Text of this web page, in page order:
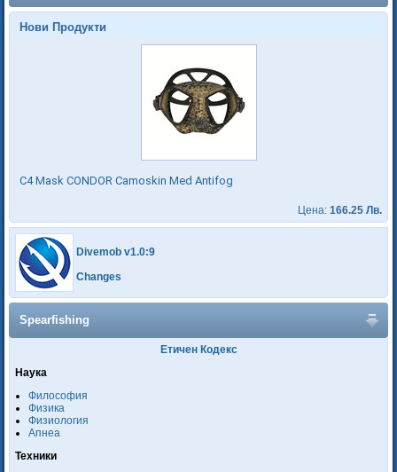
Нови Продукти
C4 Mask CONDOR Camoskin Med Antifog
Цена: 166.25 Лв.
Divemob v1.0:9
Changes
Spearfishing
Етичен Кодекс
Наука
Философия
Физика
Физиология
Апнеа
Техники